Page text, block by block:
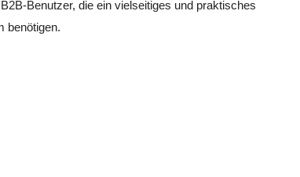
Benutzer, die ein vielseitiges und praktisches
benötigen.